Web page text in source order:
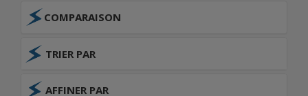
COMPARAISON
TRIER PAR
AFFINER PAR